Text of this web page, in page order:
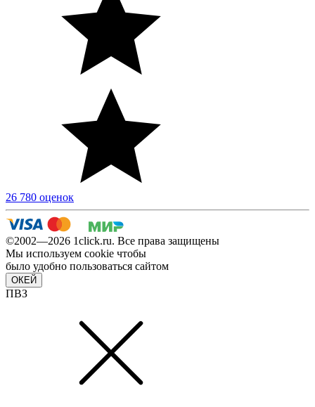
26 780 оценок
©2002—2026 1сlick.ru. Все права защищены
Мы используем cookie чтобы
было удобно пользоваться сайтом
ОКЕЙ
ПВЗ